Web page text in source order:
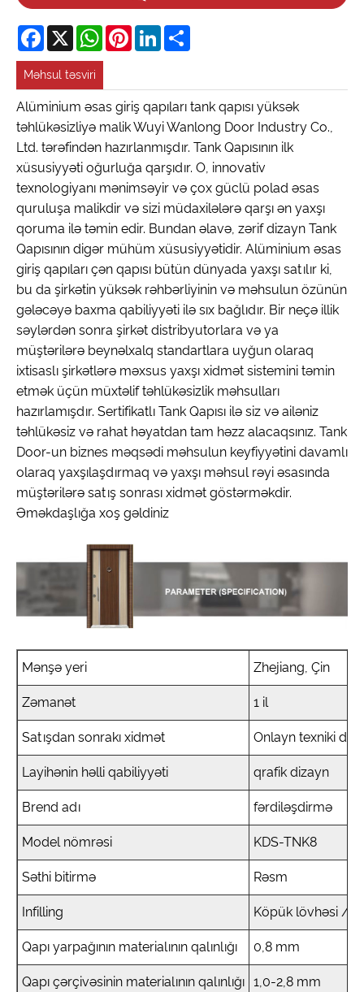
Facebook
X WhatsAppPinterestLinkedIn
Məhsul təsviri
Alüminium əsas giriş qapıları tank qapısı yüksək
təhlükəsizliyə malik Wuyi Wanlong Door Industry Co.,
Ltd. tərəfindən hazırlanmışdır. Tank Qapısının ilk
xüsusiyyəti oğurluğa qarşıdır. O, innovativ
texnologiyanı mənimsəyir və çox güclü polad əsas
quruluşa malikdir və sizi müdaxilələrə qarşı ən yaxşı
qoruma ilə təmin edir. Bundan əlavə, zərif dizayn Tank
Qapısının digər mühüm xüsusiyyətidir. Alüminium əsas
giriş qapıları çən qapısı bütün dünyada yaxşı satılır ki,
bu da şirkətin yüksək rəhbərliyinin və məhsulun özünün
gələcəyə baxma qabiliyyəti ilə sıx bağlıdır. Bir neçə illik
səylərdən sonra şirkət distribyutorlara və ya
müştərilərə beynəlxalq standartlara uyğun olaraq
ixtisaslı şirkətlərə məxsus yaxşı xidmət sistemini təmin
etmək üçün müxtəlif təhlükəsizlik məhsulları
hazırlamışdır. Sertifikatlı Tank Qapısı ilə siz və ailəniz
təhlükəsiz və rahat həyatdan tam həzz alacaqsınız. Tank
Door-un biznes məqsədi məhsulun keyfiyyətini davamlı
olaraq yaxşılaşdırmaq və yaxşı məhsul rəyi əsasında
müştərilərə satış sonrası xidmət göstərməkdir.
Əməkdaşlığa xoş gəldiniz
Mənşə yeri Zhejiang, Çin
Zəmanət 1 il
Satışdan sonrakı xidmət Onlayn texniki
Layihənin həlli qabiliyyəti qrafik dizayn
Brend adı fərdiləşdirmə
Model nömrəsi KDS-TNK8
Səthi bitirmə Rəsm
Infilling Köpük lövhəsi /
Qapı yarpağının materialının qalınlığı 0,8 mm
Qapı çərçivəsinin materialının qalınlığı 1,0-2,8 mm